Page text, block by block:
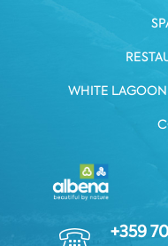
WHITE LAGOON
+359